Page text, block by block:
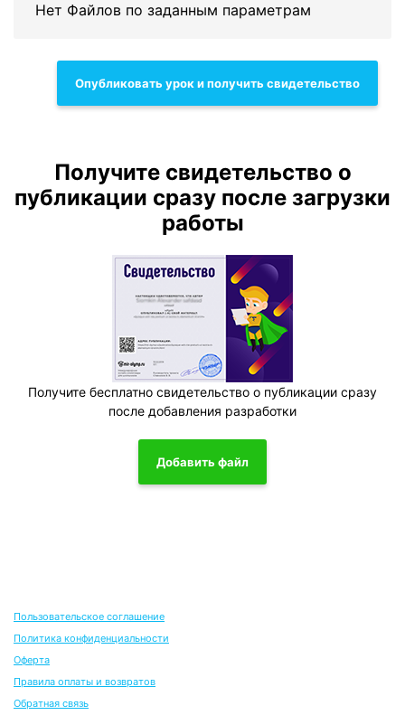
Нет Файлов по заданным параметрам
Опубликовать урок и получить свидетельство
Получите свидетельство о
публикации сразу после загрузки
работы
Получите бесплатно свидетельство о публикации сразу
после добавления разработки
Добавить файл
Пользовательское соглашение
Политика конфиденциальности
Оферта
Правила оплаты и возвратов
Обратная связь